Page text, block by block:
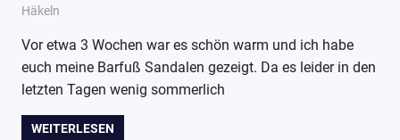
9. August 2016
Wollpoesie
Häkeln
Vor etwa 3 Wochen war es schön warm und ich habe
euch meine Barfuß Sandalen gezeigt. Da es leider in den
letzten Tagen wenig sommerlich
WEITERLESEN